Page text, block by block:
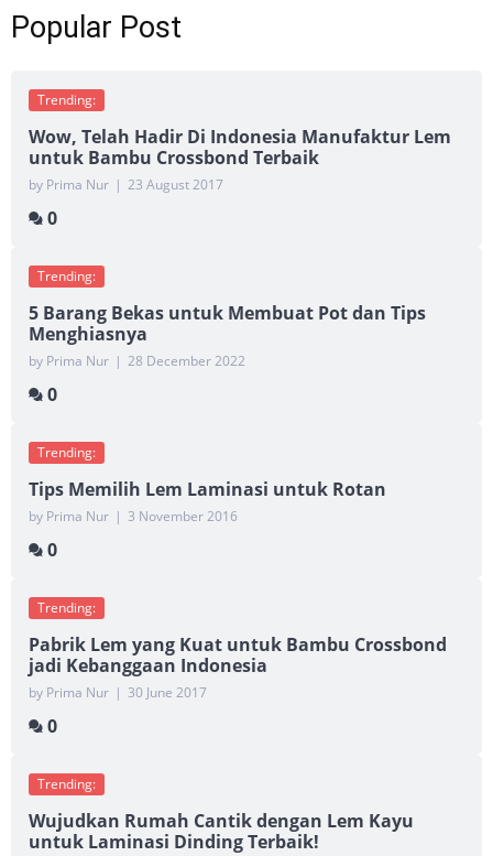
Popular Post
Trending:
Wow, Telah Hadir Di Indonesia Manufaktur Lem
untuk Bambu Crossbond Terbaik
by Prima Nur | 23 August 2017
0
Trending:
5 Barang Bekas untuk Membuat Pot dan Tips
Menghiasnya
by Prima Nur | 28 December 2022
0
Trending:
Tips Memilih Lem Laminasi untuk Rotan
by Prima Nur | 3 November 2016
0
Trending:
Pabrik Lem yang Kuat untuk Bambu Crossbond
jadi Kebanggaan Indonesia
by Prima Nur | 30 June 2017
0
Trending:
Wujudkan Rumah Cantik dengan Lem Kayu
untuk Laminasi Dinding Terbaik!